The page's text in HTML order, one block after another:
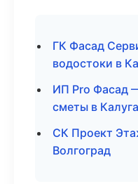
ГК Фасад
водостоки в
ИП Pro Фасад
сметы в Калуга
СК Проект
Волгоград